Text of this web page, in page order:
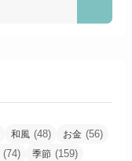
和風 (48) お金 (56)
(74) 季節 (159)